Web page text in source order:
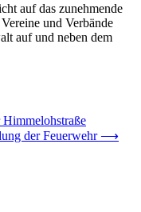
auf das zunehmende
und Verbände
auf und neben dem
der Feuerwehr ⟶